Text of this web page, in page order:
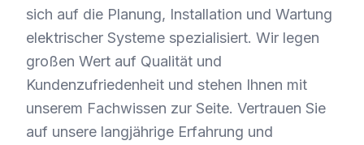
sich auf die Planung, Installation und Wartung
elektrischer Systeme spezialisiert. Wir legen
großen Wert auf Qualität und
Kundenzufriedenheit und stehen Ihnen mit
unserem Fachwissen zur Seite. Vertrauen Sie
auf unsere langjährige Erfahrung und